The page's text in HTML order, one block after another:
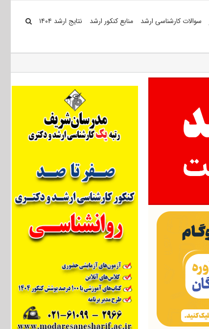
سوالات کارشناسی ارشد منابع کنکور ارشد نتایج ارشد ۱۴۰۴